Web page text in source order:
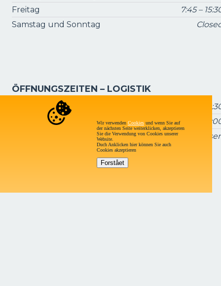
Freitag
7:45 –
Samstag und Sonntag
ÖFFNUNGSZEITEN – LOGISTIK
Montag - Donnerstag
7:15 –
7:15 –
Samstag und Sonntag
Wir verwenden Cookiesund wenn Sie auf
der nächsten Seite weiterklicken, akzeptieren
Sie die Verwendung von Cookies unserer
Website.
Duch Anklicken hier können Sie auch
Cookies akzeptieren